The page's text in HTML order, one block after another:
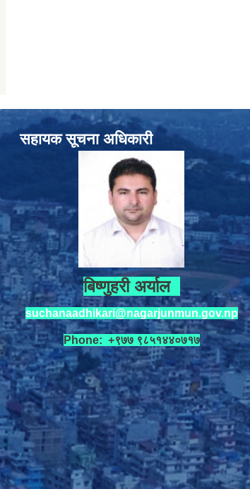
सहायक सूचना अधिकारी
बिष्णुहरी अर्याल
suchanaadhikari@nagarjunmun.gov.np
Phone: +९७७ ९८५१४४०७१७